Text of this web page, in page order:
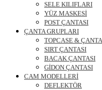
SELE KILIFLARI
YÜZ MASKESİ
POST ÇANTASI
ÇANTA GRUPLARI
TOPCASE & ÇANTA
SIRT ÇANTASI
BACAK ÇANTASI
GİDON ÇANTASI
CAM MODELLERİ
DEFLEKTÖR